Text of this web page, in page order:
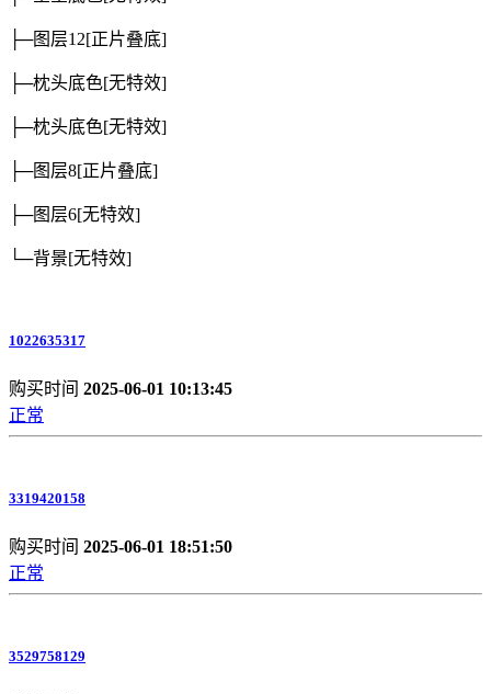
├─图层12[正片叠底]
├─枕头底色[无特效]
├─枕头底色[无特效]
├─图层8[正片叠底]
├─图层6[无特效]
└─背景[无特效]
1022635317
购买时间 2025-06-01 10:13:45
正常
3319420158
购买时间 2025-06-01 18:51:50
正常
3529758129